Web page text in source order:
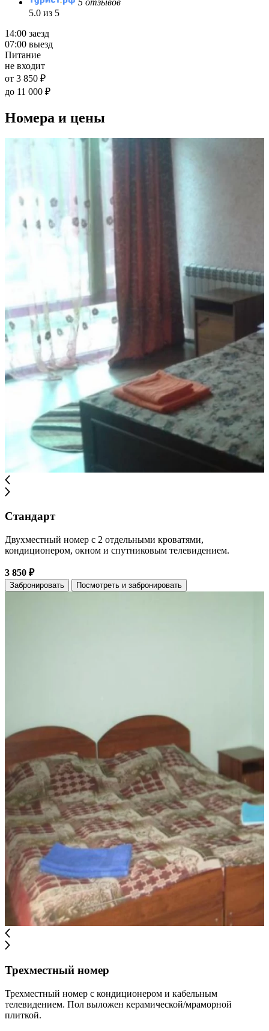
5.0 из 5
14:00 заезд
07:00 выезд
Питание
не входит
от 3 850 ₽
до 11 000 ₽
Номера и цены
Стандарт
Двухместный номер с 2 отдельными кроватями,
кондиционером, окном и спутниковым телевидением.
3 850 ₽
Забронировать Посмотреть и забронировать
Трехместный номер
Трехместный номер с кондиционером и кабельным
телевидением. Пол выложен керамической/мраморной
плиткой.